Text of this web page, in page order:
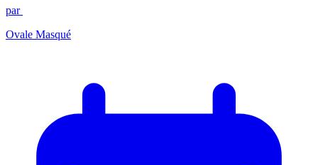
par
Ovale Masqué